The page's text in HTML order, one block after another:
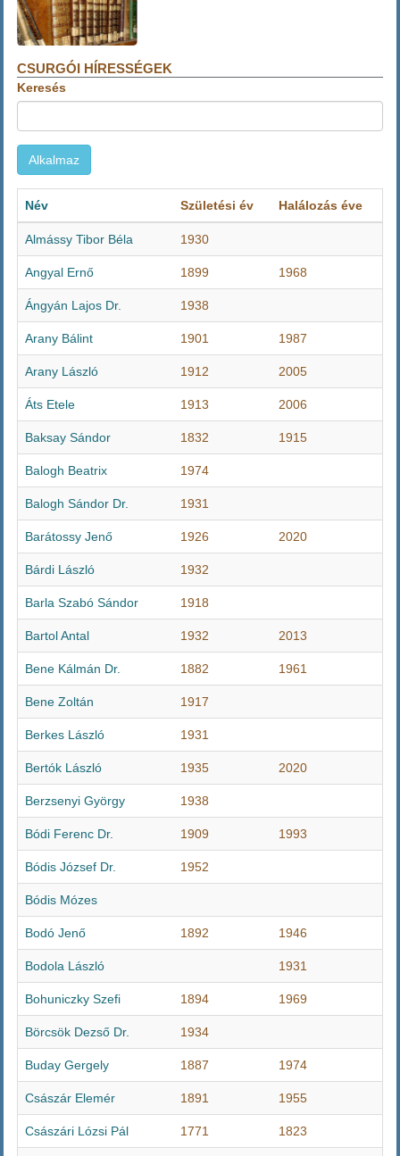
CSURGÓI HÍRESSÉGEK
Keresés
Név Születési év Halálozás éve
Almássy Tibor Béla 1930
Angyal Ernő 1899 1968
Ángyán Lajos Dr. 1938
Arany Bálint 1901 1987
Arany László 1912 2005
Áts Etele 1913 2006
Baksay Sándor 1832 1915
Balogh Beatrix 1974
Balogh Sándor Dr. 1931
Barátossy Jenő 1926 2020
Bárdi László 1932
Barla Szabó Sándor 1918
Bartol Antal 1932 2013
Bene Kálmán Dr. 1882 1961
Bene Zoltán 1917
Berkes László 1931
Bertók László 1935 2020
Berzsenyi György 1938
Bódi Ferenc Dr. 1909 1993
Bódis József Dr. 1952
Bódis Mózes
Bodó Jenő 1892 1946
Bodola László 1931
Bohuniczky Szefi 1894 1969
Börcsök Dezső Dr. 1934
Buday Gergely 1887 1974
Császár Elemér 1891 1955
Császári Lózsi Pál 1771 1823